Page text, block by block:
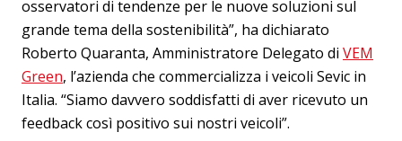
osservatori di tendenze per le nuove soluzioni sul
grande tema della sostenibilità”, ha dichiarato
Roberto Quaranta, Amministratore Delegato di VEM
Green, l’azienda che commercializza i veicoli Sevic in
Italia. “Siamo davvero soddisfatti di aver ricevuto un
feedback così positivo sui nostri veicoli”.